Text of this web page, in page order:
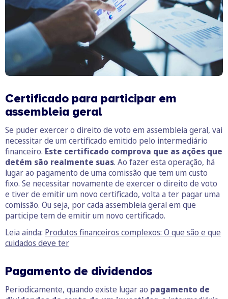
Certificado para participar em
assembleia geral
Se puder exercer o direito de voto em assembleia geral, vai
necessitar de um certificado emitido pelo intermediário
financeiro. Este certificado comprova que as ações que
detém são realmente suas. Ao fazer esta operação, há
lugar ao pagamento de uma comissão que tem um custo
fixo. Se necessitar novamente de exercer o direito de voto
e tiver de emitir um novo certificado, volta a ter pagar uma
comissão. Ou seja, por cada assembleia geral em que
participe tem de emitir um novo certificado.
Leia ainda: Produtos financeiros complexos: O que são e que
cuidados deve ter
Pagamento de dividendos
Periodicamente, quando existe lugar ao pagamento de